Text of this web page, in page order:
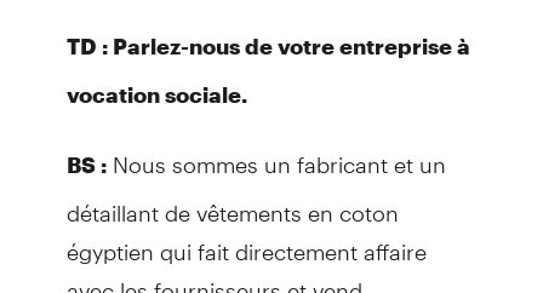
TD : Parlez-nous de votre entreprise à
vocation sociale.
BS :Nous sommes un fabricant et un
détaillant de vêtements en coton
égyptien qui fait directement affaire
avec les fournisseurs et vend